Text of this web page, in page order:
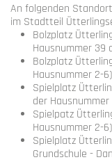
An folgenden
im Stadtteil
Bolzplatz
Hausnummer 39
Bolzplatz
Hausnummer 2-6)
Spielplatz
der Hausnummer
Spielpatz
Hausnummer 2-6)
Spielplatz
Grundschule -